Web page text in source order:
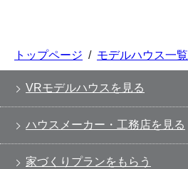
トップページ / モデルハウス一覧
VRモデルハウスを見る
ハウスメーカー・工務店を見る
家づくりプランをもらう